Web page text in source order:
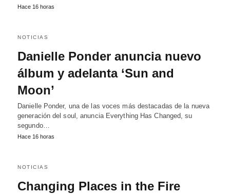
Hace 16 horas
NOTICIAS
Danielle Ponder anuncia nuevo
álbum y adelanta ‘Sun and
Moon’
Danielle Ponder, una de las voces más destacadas de la nueva
generación del soul, anuncia Everything Has Changed, su
segundo…
Hace 16 horas
NOTICIAS
Changing Places in the Fire